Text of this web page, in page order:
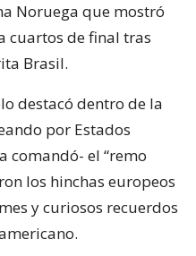
Noruega que mostró
cuartos de final tras
Brasil.
destacó dentro de la
por Estados
comandó- el “remo
los hinchas europeos
y curiosos recuerdos